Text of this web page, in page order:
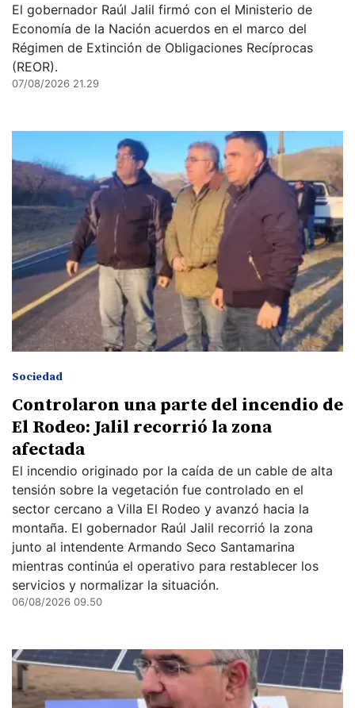
El gobernador Raúl Jalil firmó con el Ministerio de
Economía de la Nación acuerdos en el marco del
Régimen de Extinción de Obligaciones Recíprocas
(REOR).
07/08/2026 21.29
Sociedad
Controlaron una parte del incendio de
El Rodeo: Jalil recorrió la zona
afectada
El incendio originado por la caída de un cable de alta
tensión sobre la vegetación fue controlado en el
sector cercano a Villa El Rodeo y avanzó hacia la
montaña. El gobernador Raúl Jalil recorrió la zona
junto al intendente Armando Seco Santamarina
mientras continúa el operativo para restablecer los
servicios y normalizar la situación.
06/08/2026 09.50